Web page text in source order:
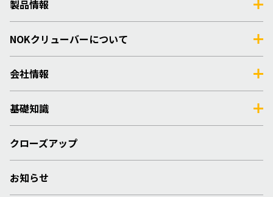
製品情報
NOKクリューバーについて
会社情報
基礎知識
クローズアップ
お知らせ